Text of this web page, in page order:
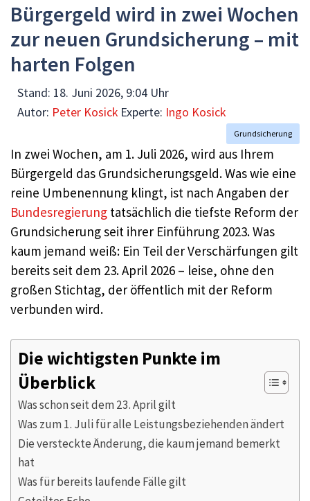
Bürgergeld wird in zwei Wochen
zur neuen Grundsicherung – mit
harten Folgen
Stand: 18. Juni 2026, 9:04 Uhr
Autor: Peter Kosick Experte: Ingo Kosick
Grundsicherung
In zwei Wochen, am 1. Juli 2026, wird aus Ihrem
Bürgergeld das Grundsicherungsgeld. Was wie eine
reine Umbenennung klingt, ist nach Angaben der
Bundesregierung tatsächlich die tiefste Reform der
Grundsicherung seit ihrer Einführung 2023. Was
kaum jemand weiß: Ein Teil der Verschärfungen gilt
bereits seit dem 23. April 2026 – leise, ohne den
großen Stichtag, der öffentlich mit der Reform
verbunden wird.
Die wichtigsten Punkte im
Überblick
Was schon seit dem 23. April gilt
Was zum 1. Juli für alle Leistungsbeziehenden ändert
Die versteckte Änderung, die kaum jemand bemerkt
hat
Was für bereits laufende Fälle gilt